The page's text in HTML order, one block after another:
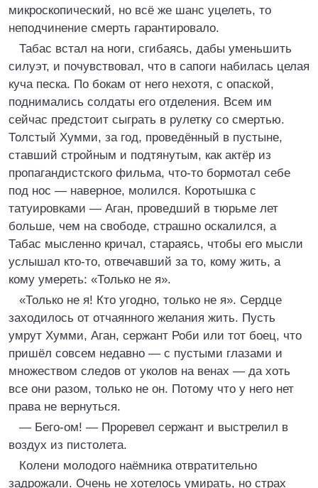
микроскопический, но всё же шанс уцелеть, то
неподчинение смерть гарантировало.
Табас встал на ноги, сгибаясь, дабы уменьшить
силуэт, и почувствовал, что в сапоги набилась целая
куча песка. По бокам от него нехотя, с опаской,
поднимались солдаты его отделения. Всем им
сейчас предстоит сыграть в рулетку со смертью.
Толстый Хумми, за год, проведённый в пустыне,
ставший стройным и подтянутым, как актёр из
пропагандистского фильма, что-то бормотал себе
под нос — наверное, молился. Коротышка с
татуировками — Аган, проведший в тюрьме лет
больше, чем на свободе, страшно оскалился, а
Табас мысленно кричал, стараясь, чтобы его мысли
услышал кто-то, отвечавший за то, кому жить, а
кому умереть: «Только не я».
«Только не я! Кто угодно, только не я». Сердце
заходилось от отчаянного желания жить. Пусть
умрут Хумми, Аган, сержант Роби или тот боец, что
пришёл совсем недавно — с пустыми глазами и
множеством следов от уколов на венах — да хоть
все они разом, только не он. Потому что у него нет
права не вернуться.
— Бего-ом! — Проревел сержант и выстрелил в
воздух из пистолета.
Колени молодого наёмника отвратительно
задрожали. Очень не хотелось умирать, но страх